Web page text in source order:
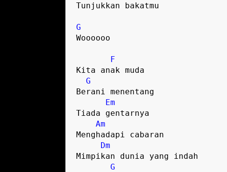
Tunjukkan bakatmu
G
Woooooo
F
Kita anak muda
G
Berani menentang
Em
Tiada gentarnya
Am
Menghadapi cabaran
Dm
Mimpikan dunia yang indah
G